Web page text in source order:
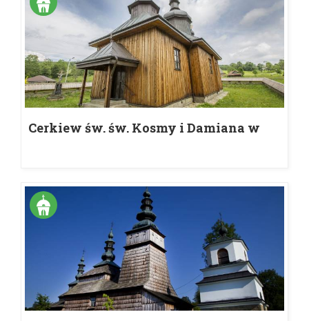
Cerkiew św. św. Kosmy i Damiana w